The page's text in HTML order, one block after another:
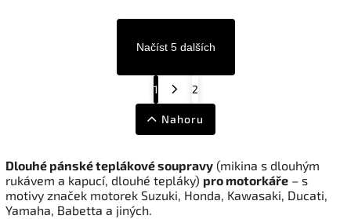
Načíst 5 dalších
1 2
Nahoru
Dlouhé pánské teplákové soupravy (mikina s dlouhým
rukávem a kapucí, dlouhé tepláky) pro motorkáře – s
motivy značek motorek Suzuki, Honda, Kawasaki, Ducati,
Yamaha, Babetta a jiných.